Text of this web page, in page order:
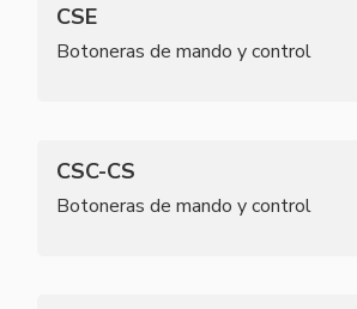
CSE
Botoneras de mando y control
CSC-CS
Botoneras de mando y control